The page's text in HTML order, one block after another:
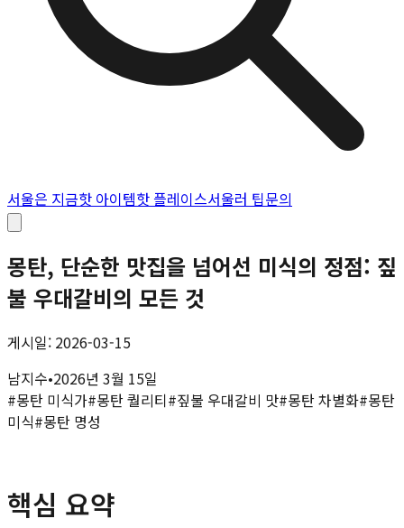
서울은 지금핫 아이템핫 플레이스서울러 팁문의
몽탄, 단순한 맛집을 넘어선 미식의 정점: 짚
불 우대갈비의 모든 것
게시일: 2026-03-15
남지수•2026년 3월 15일
#몽탄 미식가#몽탄 퀄리티#짚불 우대갈비 맛#몽탄 차별화#몽탄
미식#몽탄 명성
핵심 요약